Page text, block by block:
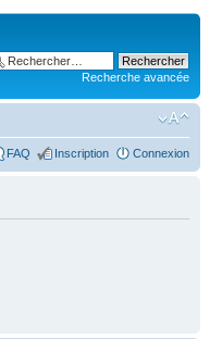
Recherche avancée
FAQ Inscription Connexion